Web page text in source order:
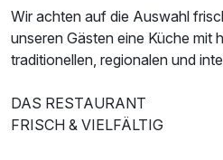
Wir achten auf die Auswahl
unseren Gästen eine Küche mit
traditionellen, regionalen und
DAS RESTAURANT
FRISCH & VIELFÄLTIG